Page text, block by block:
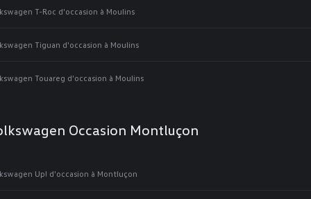
T-Roc d'occasion à Moulins
Tiguan d'occasion à Moulins
Touareg d'occasion à Moulins
Occasion Montluçon
Up! d'occasion à Montluçon